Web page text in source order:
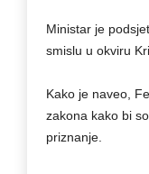
Ministar je
smislu u okviru
Kako je naveo,
zakona kako bi
priznanje.